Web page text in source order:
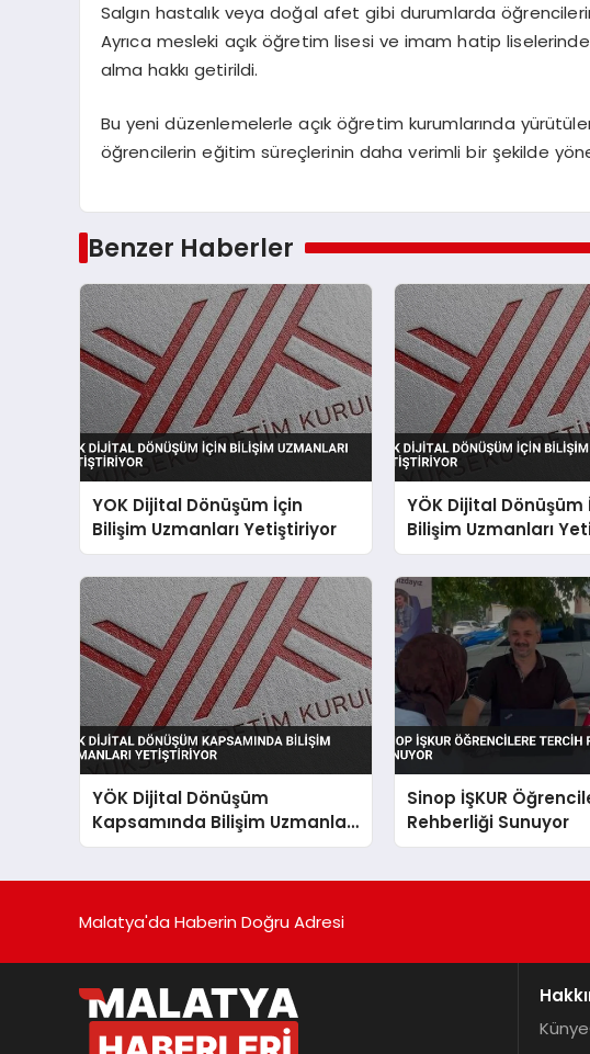
Salgın hastalık veya doğal afet gibi durumlarda
Ayrıca mesleki açık öğretim lisesi ve imam hatip
alma hakkı getirildi.
Bu yeni düzenlemelerle açık öğretim kurumlarında
öğrencilerin eğitim süreçlerinin daha verimli bir şekilde
Benzer Haberler
YOK Dijital Dönüşüm İçin
Bilişim Uzmanları Yetiştiriyor
YÖK Dijital Dönüşüm
Bilişim Uzmanları
YÖK Dijital Dönüşüm
Kapsamında Bilişim Uzmanları
Yetiştiriyor
Sinop İŞKUR
Rehberliği Sunuyor
Malatya'da Haberin Doğru Adresi
Künye